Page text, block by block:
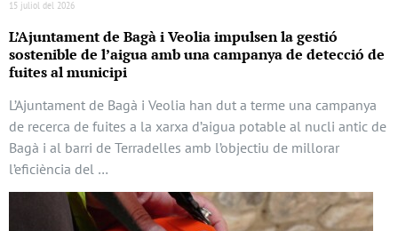
15 juliol del 2026
L’Ajuntament de Bagà i Veolia impulsen la gestió
sostenible de l’aigua amb una campanya de detecció de
fuites al municipi
L’Ajuntament de Bagà i Veolia han dut a terme una campanya
de recerca de fuites a la xarxa d’aigua potable al nucli antic de
Bagà i al barri de Terradelles amb l’objectiu de millorar
l’eficiència del …